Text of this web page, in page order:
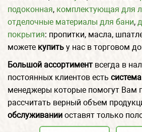
подоконная, комплектующая для
отделочные материалы для бани,
покрытия: пропитки, масла,
можете купить у нас в торговом
Большой ассортимент всегда в
постоянных клиентов есть
менеджеры которые помогут Вам
рассчитать верный объем
обслуживании оставят только